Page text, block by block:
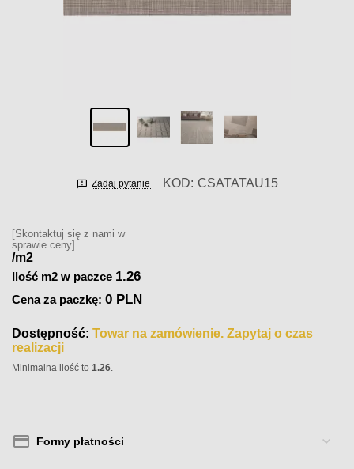
Zadaj pytanie KOD: CSATATAU15
[Skontaktuj się z nami w
sprawie ceny]
/m2
Ilość m2 w paczce 1.26
Cena za paczkę:0 PLN
Dostępność: Towar na zamówienie. Zapytaj o czas
realizacji
Minimalna ilość to1.26.
Formy płatności